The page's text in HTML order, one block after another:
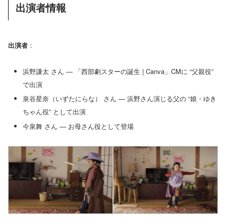
出演者情報
出演者 ：
浜野謙太 さん — 「西部劇スターの誕生 | Canva」CMに “父親役”
で出演
泉谷星奈（いずたにらな） さん — 浜野さん演じる父の “娘・ゆき
ちゃん役” として出演
今泉舞 さん — お母さん役として登場